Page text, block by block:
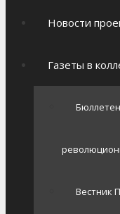
Новости
Газеты в
Вестник